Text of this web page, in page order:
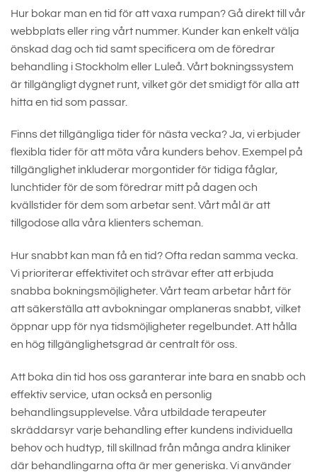
Hur bokar man en tid för att vaxa rumpan? Gå direkt till vår
webbplats eller ring vårt nummer. Kunder kan enkelt välja
önskad dag och tid samt specificera om de föredrar
behandling i Stockholm eller Luleå. Vårt bokningssystem
är tillgängligt dygnet runt, vilket gör det smidigt för alla att
hitta en tid som passar.
Finns det tillgängliga tider för nästa vecka? Ja, vi erbjuder
flexibla tider för att möta våra kunders behov. Exempel på
tillgänglighet inkluderar morgontider för tidiga fåglar,
lunchtider för de som föredrar mitt på dagen och
kvällstider för dem som arbetar sent. Vårt mål är att
tillgodose alla våra klienters scheman.
Hur snabbt kan man få en tid? Ofta redan samma vecka.
Vi prioriterar effektivitet och strävar efter att erbjuda
snabba bokningsmöjligheter. Vårt team arbetar hårt för
att säkerställa att avbokningar omplaneras snabbt, vilket
öppnar upp för nya tidsmöjligheter regelbundet. Att hålla
en hög tillgänglighetsgrad är centralt för oss.
Att boka din tid hos oss garanterar inte bara en snabb och
effektiv service, utan också en personlig
behandlingsupplevelse. Våra utbildade terapeuter
skräddarsyr varje behandling efter kundens individuella
behov och hudtyp, till skillnad från många andra kliniker
där behandlingarna ofta är mer generiska. Vi använder